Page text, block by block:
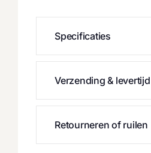
Specificaties
Verzending & levertijd
Retourneren of ruilen